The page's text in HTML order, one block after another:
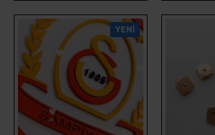
Atolyem Makrome
SM-LAZER-0010